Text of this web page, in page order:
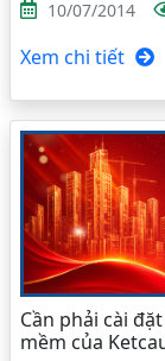
10/07/2014
Xem chi tiết
Cần phải cài
mềm của